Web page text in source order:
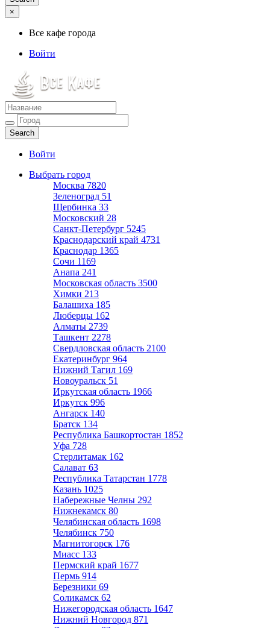
×
Все кафе города
Войти
Все кафе города
Каталог хороших кафе
Войти
Выбрать город
Москва 7820
Зеленоград 51
Щербинка 33
Московский 28
Санкт-Петербург 5245
Краснодарский край 4731
Краснодар 1365
Сочи 1169
Анапа 241
Московская область 3500
Химки 213
Балашиха 185
Люберцы 162
Алматы 2739
Ташкент 2278
Свердловская область 2100
Екатеринбург 964
Нижний Тагил 169
Новоуральск 51
Иркутская область 1966
Иркутск 996
Ангарск 140
Братск 134
Республика Башкортостан 1852
Уфа 728
Стерлитамак 162
Салават 63
Республика Татарстан 1778
Казань 1025
Набережные Челны 292
Нижнекамск 80
Челябинская область 1698
Челябинск 750
Магнитогорск 176
Миасс 133
Пермский край 1677
Пермь 914
Березники 69
Соликамск 62
Нижегородская область 1647
Нижний Новгород 871